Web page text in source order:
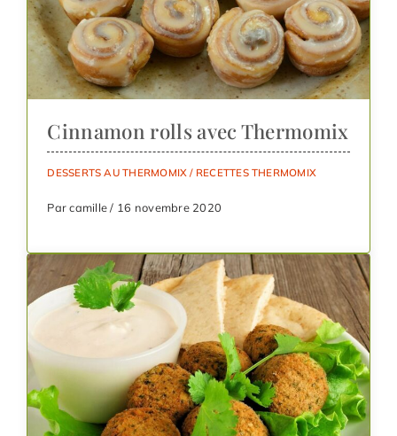
Cinnamon rolls avec Thermomix
DESSERTS AU THERMOMIX / RECETTES THERMOMIX
Par camille / 16 novembre 2020